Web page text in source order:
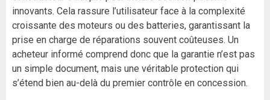
innovants. Cela rassure l’utilisateur face à la complexité
croissante des moteurs ou des batteries, garantissant la
prise en charge de réparations souvent coûteuses. Un
acheteur informé comprend donc que la garantie n’est pas
un simple document, mais une véritable protection qui
s’étend bien au-delà du premier contrôle en concession.